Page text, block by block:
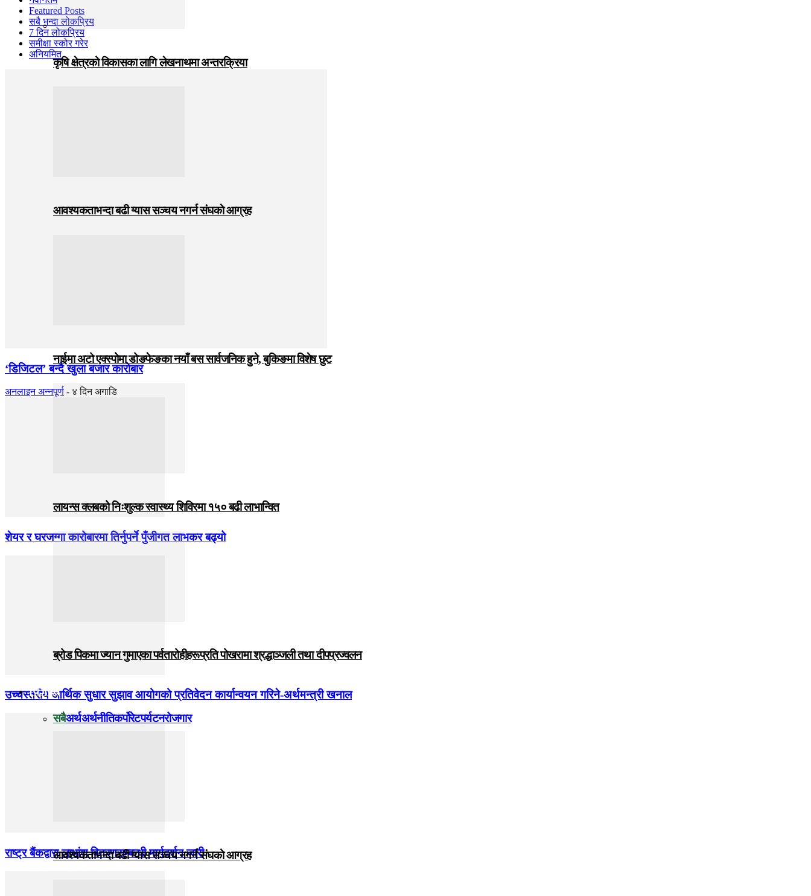
कृषि क्षेत्रको विकासका लागि लेखनाथमा अन्तरक्रिया
आवश्यकताभन्दा बढी ग्यास सञ्चय नगर्न संघकाे आग्रह
नाईमा अटो एक्स्पोमा डोङफेङका नयाँ बस सार्वजनिक हुने, बुकिङमा विशेष छुट
लायन्स क्लबको निःशुल्क स्वास्थ्य शिविरमा १५० बढी लाभान्वित
ब्रोड पिकमा ज्यान गुमाएका पर्वतारोहीहरूप्रति पोखरामा श्रद्धाञ्जली तथा दीपप्रज्वलन
विजनेस
सबैअर्थअर्थनीतिकर्पोरेटपर्यटनरोजगार
आवश्यकताभन्दा बढी ग्यास सञ्चय नगर्न संघकाे आग्रह
Featured Posts
सबै भन्दा लोकप्रिय
7 दिन लोकप्रिय
समीक्षा स्कोर गरेर
अनियमित
‘डिजिटल’ बन्दै खुला बजार कारोबार
अनलाइन अन्नपूर्ण - ४ दिन अगाडि
शेयर र घरजग्गा कारोबारमा तिर्नुपर्ने पुँजीगत लाभकर बढ्यो
उच्चस्तरीय आर्थिक सुधार सुझाव आयोगको प्रतिवेदन कार्यान्वयन गरिने-अर्थमन्त्री खनाल
राष्ट्र बैंकद्वारा लाभांश वितरणसम्बन्धी मार्गदर्शन जारी